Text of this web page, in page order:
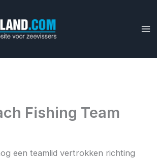
Fishing Team
een teamlid vertrokken richting